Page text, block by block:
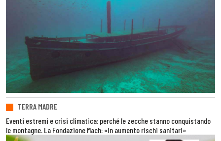
TERRA MADRE
Eventi estremi e crisi climatica: perché le zecche stanno conquistando
le montagne. La Fondazione Mach: «In aumento rischi sanitari»